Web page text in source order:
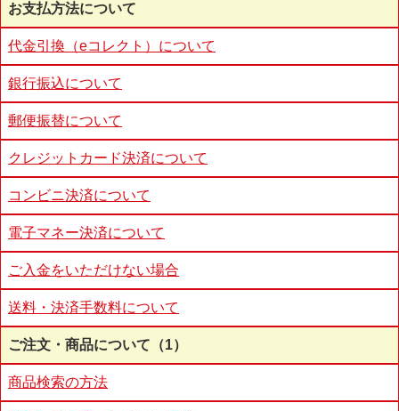
お支払方法について
代金引換（eコレクト）について
銀行振込について
郵便振替について
クレジットカード決済について
コンビニ決済について
電子マネー決済について
ご入金をいただけない場合
送料・決済手数料について
ご注文・商品について（1）
商品検索の方法